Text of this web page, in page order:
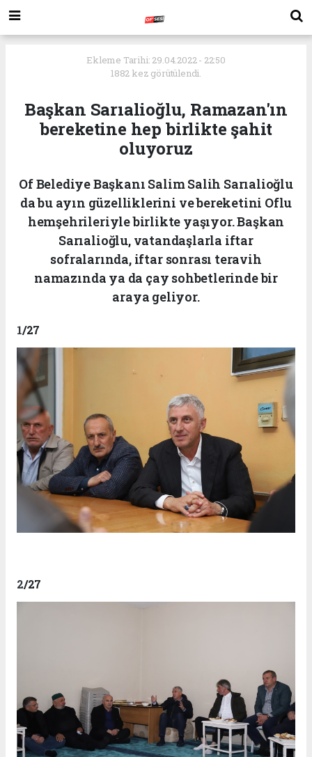
Ekleme Tarihi: 29.04.2022 - 22:50
1882 kez görütülendi.
Başkan Sarıalioğlu, Ramazan'ın
bereketine hep birlikte şahit
oluyoruz
Of Belediye Başkanı Salim Salih Sarıalioğlu
da bu ayın güzelliklerini ve bereketini Oflu
hemşehrileriyle birlikte yaşıyor. Başkan
Sarıalioğlu, vatandaşlarla iftar
sofralarında, iftar sonrası teravih
namazında ya da çay sohbetlerinde bir
araya geliyor.
1/27
2/27